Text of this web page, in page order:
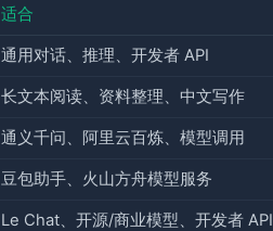
适合
通用对话、推理、开发者 API
长文本阅读、资料整理、中文写作
通义千问、阿里云百炼、模型调用
豆包助手、火山方舟模型服务
Le Chat、开源/商业模型、开发者 API